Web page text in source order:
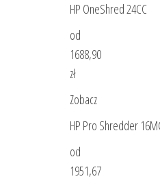
HP OneShred 24CC
od
1688,90
zł
Zobacz
HP Pro Shredder
od
1951,67